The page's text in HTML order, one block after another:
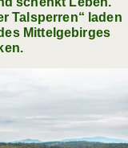
Talsperren“ laden
Mittelgebirges